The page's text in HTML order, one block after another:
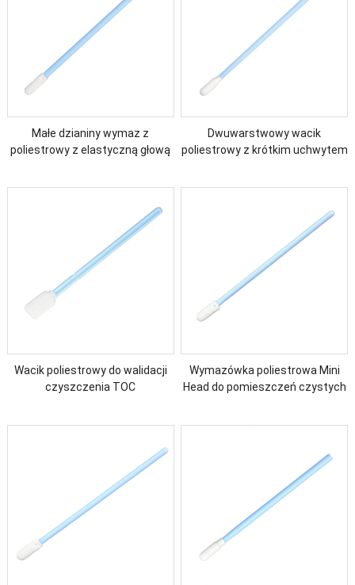
Małe dzianiny wymaz z
poliestrowy z elastyczną głową
Dwuwarstwowy wacik
poliestrowy z krótkim uchwytem
Wacik poliestrowy do walidacji
czyszczenia TOC
Wymazówka poliestrowa Mini
Head do pomieszczeń czystych